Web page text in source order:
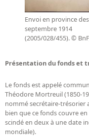
Publications
Guides des sources
Revue de la
Listes et biographies
Implantations de la
Le fil de l'histoire (frise
Envoi en province
septembre 1914
(2005/028/455). ©
Présentation du fonds et
Le fonds est appelé
Théodore Mortreuil (1850-
nommé secrétaire-trésorier
bien que ce fonds couvre
scindé en deux à une date
mondiale).